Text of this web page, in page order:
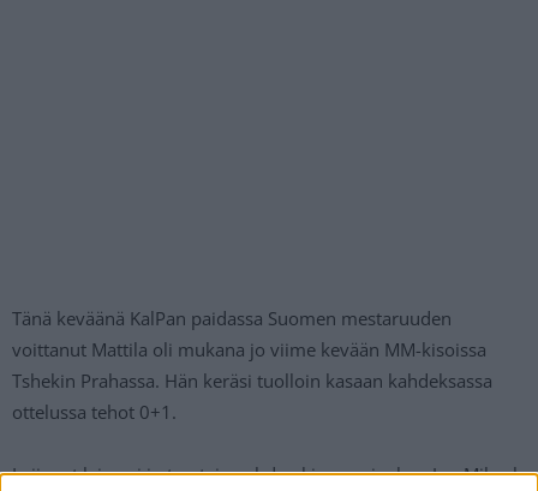
Tänä keväänä KalPan paidassa Suomen mestaruuden
voittanut Mattila oli mukana jo viime kevään MM-kisoissa
Tshekin Prahassa. Hän keräsi tuolloin kasaan kahdeksassa
ottelussa tehot 0+1.
Leijonat leimasi jo torstaina yhden kisapassin, kun Jan-Mikael